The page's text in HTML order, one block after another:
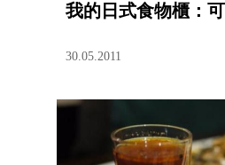
我的日式食物櫃：
30.05.2011